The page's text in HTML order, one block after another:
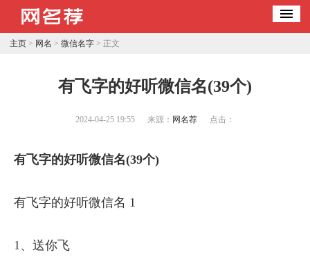
主页> 网名 > 微信名字> 正文
​有飞字的好听微信名(39个)
2024-04-25 19:55 来源： 网名荐 点击：
有飞字的好听微信名(39个)
有飞字的好听微信名 1
1、送你飞